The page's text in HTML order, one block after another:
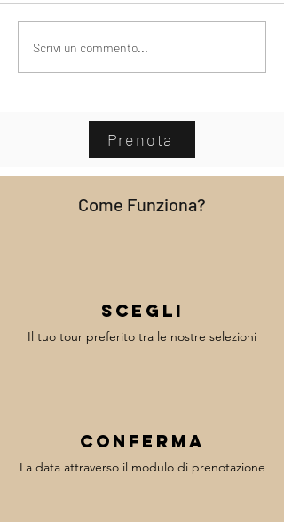
Scrivi un commento...
Prenota
Come Funziona?
Scegli
Il tuo tour preferito tra le nostre selezioni
Conferma
La data attraverso il modulo di prenotazione